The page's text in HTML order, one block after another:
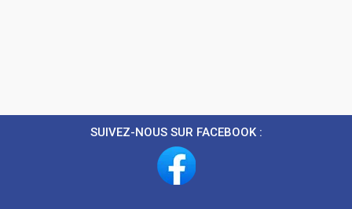
SUIVEZ-NOUS SUR FACEBOOK :